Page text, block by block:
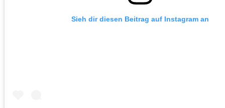
Sieh dir diesen Beitrag auf Instagram an